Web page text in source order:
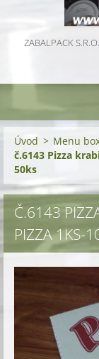
ZABALPACK
Úvod > Menu
č.6143 Pizza
50ks
Č.6143
PIZZA 1KS-